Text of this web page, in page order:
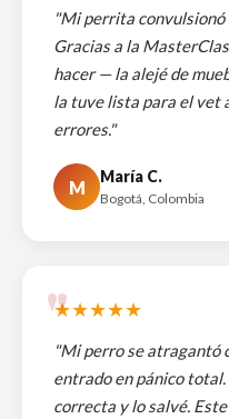
"Mi perrita convulsionó
Gracias a la
hacer — la alejé de
la tuve lista para el vet
errores."
M María C.
Bogotá, Colombia
★★★★★
"Mi perro se atragantó
entrado en pánico
correcta y lo salvé.